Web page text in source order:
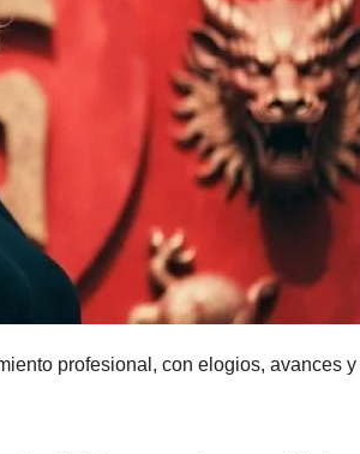
profesional, con elogios, avances y